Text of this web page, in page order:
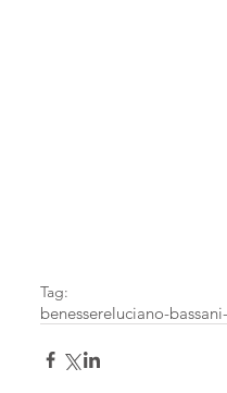
Tag:
benessereluciano-